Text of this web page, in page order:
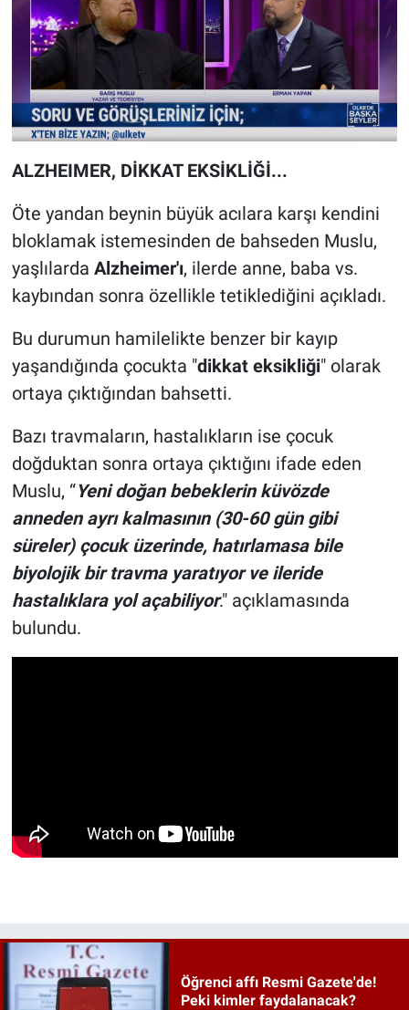
ALZHEIMER, DİKKAT EKSİKLİĞİ...
Öte yandan beynin büyük acılara karşı kendini
bloklamak istemesinden de bahseden Muslu,
yaşlılarda Alzheimer'ı, ilerde anne, baba vs.
kaybından sonra özellikle tetiklediğini açıkladı.
Bu durumun hamilelikte benzer bir kayıp
yaşandığında çocukta "dikkat eksikliği" olarak
ortaya çıktığından bahsetti.
Bazı travmaların, hastalıkların ise çocuk
doğduktan sonra ortaya çıktığını ifade eden
Muslu, “Yeni doğan bebeklerin küvözde
anneden ayrı kalmasının (30-60 gün gibi
süreler) çocuk üzerinde, hatırlamasa bile
biyolojik bir travma yaratıyor ve ileride
hastalıklara yol açabiliyor." açıklamasında
bulundu.
Öğrenci affı Resmi Gazete'de!
Peki kimler faydalanacak?